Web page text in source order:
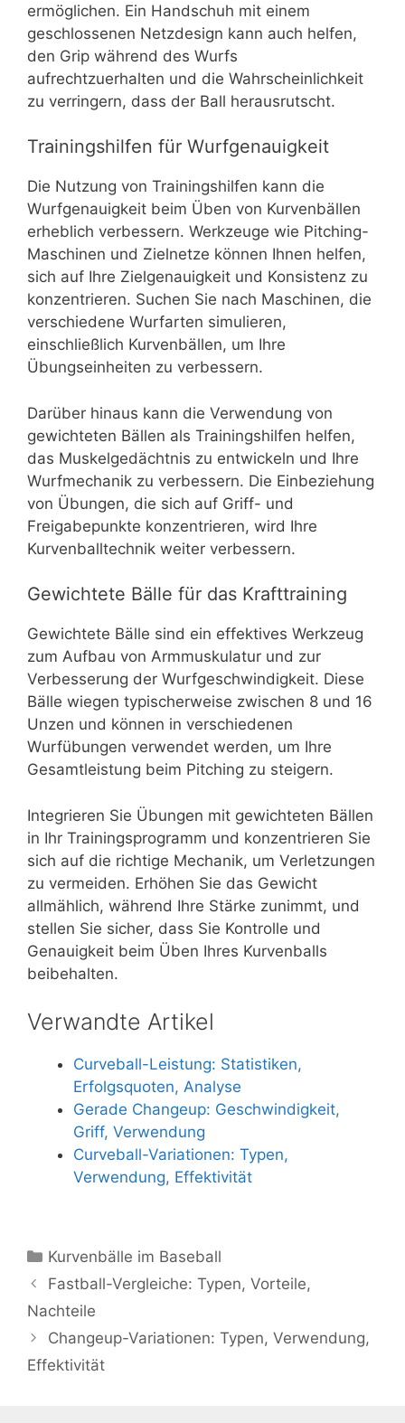
ermöglichen. Ein Handschuh mit einem
geschlossenen Netzdesign kann auch helfen,
den Grip während des Wurfs
aufrechtzuerhalten und die Wahrscheinlichkeit
zu verringern, dass der Ball herausrutscht.
Trainingshilfen für Wurfgenauigkeit
Die Nutzung von Trainingshilfen kann die
Wurfgenauigkeit beim Üben von Kurvenbällen
erheblich verbessern. Werkzeuge wie Pitching-
Maschinen und Zielnetze können Ihnen helfen,
sich auf Ihre Zielgenauigkeit und Konsistenz zu
konzentrieren. Suchen Sie nach Maschinen, die
verschiedene Wurfarten simulieren,
einschließlich Kurvenbällen, um Ihre
Übungseinheiten zu verbessern.
Darüber hinaus kann die Verwendung von
gewichteten Bällen als Trainingshilfen helfen,
das Muskelgedächtnis zu entwickeln und Ihre
Wurfmechanik zu verbessern. Die Einbeziehung
von Übungen, die sich auf Griff- und
Freigabepunkte konzentrieren, wird Ihre
Kurvenballtechnik weiter verbessern.
Gewichtete Bälle für das Krafttraining
Gewichtete Bälle sind ein effektives Werkzeug
zum Aufbau von Armmuskulatur und zur
Verbesserung der Wurfgeschwindigkeit. Diese
Bälle wiegen typischerweise zwischen 8 und 16
Unzen und können in verschiedenen
Wurfübungen verwendet werden, um Ihre
Gesamtleistung beim Pitching zu steigern.
Integrieren Sie Übungen mit gewichteten Bällen
in Ihr Trainingsprogramm und konzentrieren Sie
sich auf die richtige Mechanik, um Verletzungen
zu vermeiden. Erhöhen Sie das Gewicht
allmählich, während Ihre Stärke zunimmt, und
stellen Sie sicher, dass Sie Kontrolle und
Genauigkeit beim Üben Ihres Kurvenballs
beibehalten.
Verwandte Artikel
Curveball-Leistung: Statistiken,
Erfolgsquoten, Analyse
Gerade Changeup: Geschwindigkeit,
Griff, Verwendung
Curveball-Variationen: Typen,
Verwendung, Effektivität
Categories
Kurvenbälle im Baseball
Fastball-Vergleiche: Typen, Vorteile,
Nachteile
Changeup-Variationen: Typen, Verwendung,
Effektivität